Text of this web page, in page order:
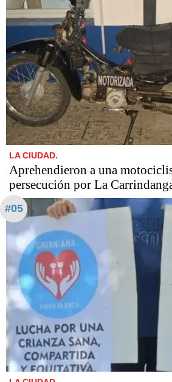
LA CIUDAD.
Aprehendieron a una
persecución por La
#05